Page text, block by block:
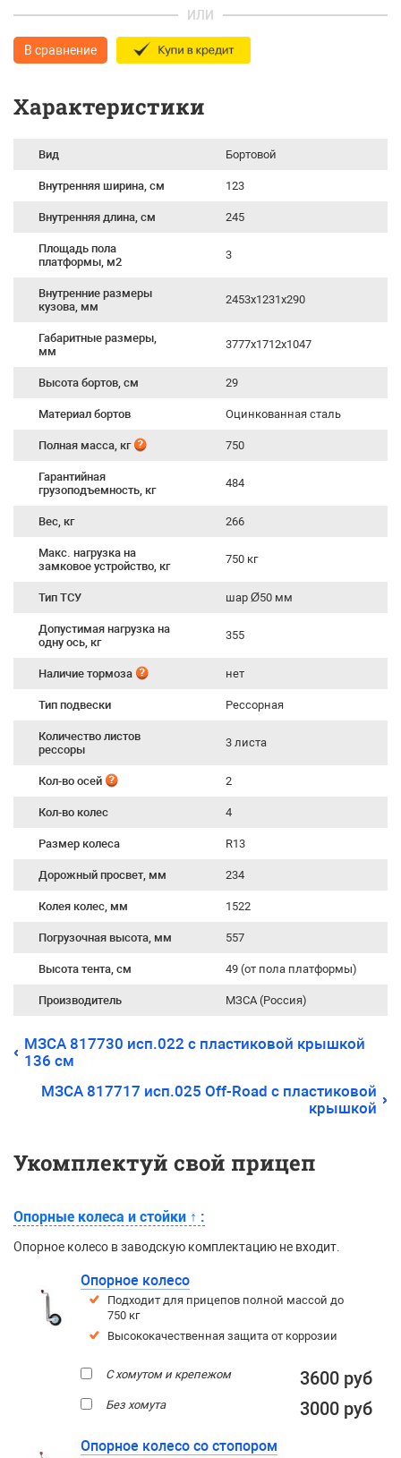
ИЛИ
В сравнение
Характеристики
Вид Бортовой
Внутренняя ширина, см 123
Внутренняя длина, см 245
Площадь пола
платформы, м2
3
Внутренние размеры
кузова, мм
2453x1231x290
Габаритные размеры,
мм
3777x1712x1047
Высота бортов, см 29
Материал бортов Оцинкованная сталь
Полная масса, кг 750
Гарантийная
грузоподъемность, кг
484
Вес, кг 266
Макс. нагрузка на
замковое устройство, кг
750 кг
Тип ТСУ шар Ø50 мм
Допустимая нагрузка на
одну ось, кг
355
Наличие тормоза нет
Тип подвески Рессорная
Количество листов
рессоры
3 листа
Кол-во осей 2
Кол-во колес 4
Размер колеса R13
Дорожный просвет, мм 234
Колея колес, мм 1522
Погрузочная высота, мм 557
Высота тента, см 49 (от пола платформы)
Производитель МЗСА (Россия)
МЗСА 817730 исп.022 с пластиковой крышкой
136 см
МЗСА 817717 исп.025 Off-Road с пластиковой
крышкой
Укомплектуй свой прицеп
Опорные колеса и стойки ↑ :
Опорное колесо в заводскую комплектацию не входит.
Опорное колесо
Подходит для прицепов полной массой до
750 кг
Высококачественная защита от коррозии
С хомутом и крепежом 3600 руб
Без хомута 3000 руб
Опорное колесо со стопором